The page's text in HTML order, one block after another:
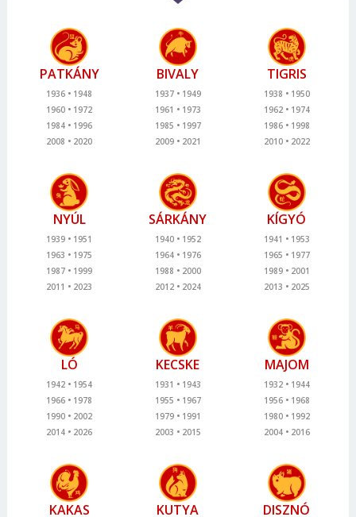
PATKÁNY
1936
1948
1960
1972
1984
1996
2008
2020
BIVALY
1937
1949
1961
1973
1985
1997
2009
2021
TIGRIS
1938
1950
1962
1974
1986
1998
2010
2022
NYÚL
1939
1951
1963
1975
1987
1999
2011
2023
SÁRKÁNY
1940
1952
1964
1976
1988
2000
2012
2024
KÍGYÓ
1941
1953
1965
1977
1989
2001
2013
2025
LÓ
1942
1954
1966
1978
1990
2002
2014
2026
KECSKE
1931
1943
1955
1967
1979
1991
2003
2015
MAJOM
1932
1944
1956
1968
1980
1992
2004
2016
KAKAS KUTYA DISZNÓ